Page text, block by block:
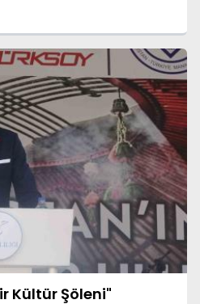
Kültür Şöleni"